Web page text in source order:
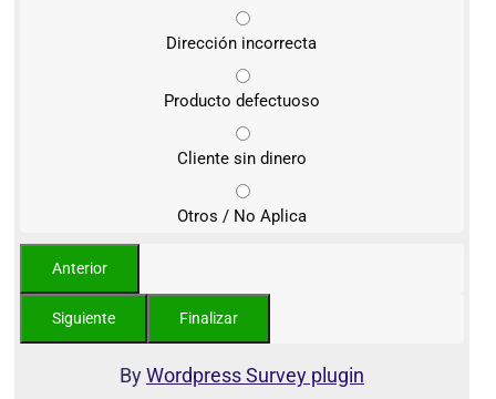
Dirección incorrecta
Producto defectuoso
Cliente sin dinero
Otros / No Aplica
ByWordpress Survey plugin